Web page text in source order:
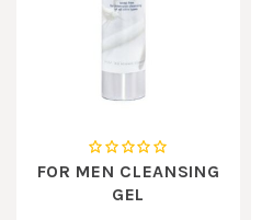
FOR MEN CLEANSING
GEL